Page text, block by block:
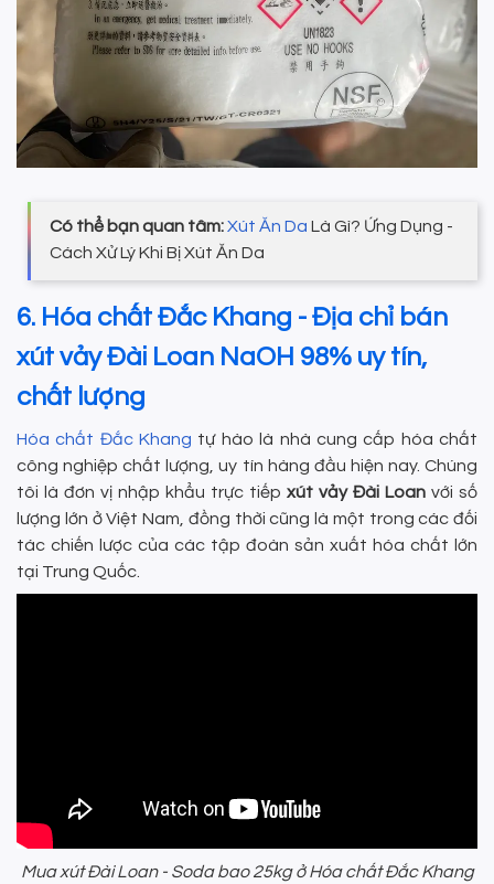
Có thể bạn quan tâm:Xút Ăn Da Là Gì? Ứng Dụng -
Cách Xử Lý Khi Bị Xút Ăn Da
6. Hóa chất Đắc Khang - Địa chỉ bán
xút vảy Đài Loan NaOH 98% uy tín,
chất lượng
Hóa chất Đắc Khang tự hào là nhà cung cấp hóa chất
công nghiệp chất lượng, uy tín hàng đầu hiện nay. Chúng
tôi là đơn vị nhập khẩu trực tiếp xút vảy Đài Loan với số
lượng lớn ở Việt Nam, đồng thời cũng là một trong các đối
tác chiến lược của các tập đoàn sản xuất hóa chất lớn
tại Trung Quốc.
Mua xút Đài Loan - Soda bao 25kg ở Hóa chất Đắc Khang